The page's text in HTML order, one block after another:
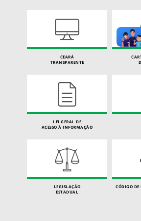
CEARÁ
TRANSPARENTE
LEI GERAL DE
ACESSO À INFORMAÇÃO
LEGISLAÇÃO
ESTADUAL
CÓDIGO DE